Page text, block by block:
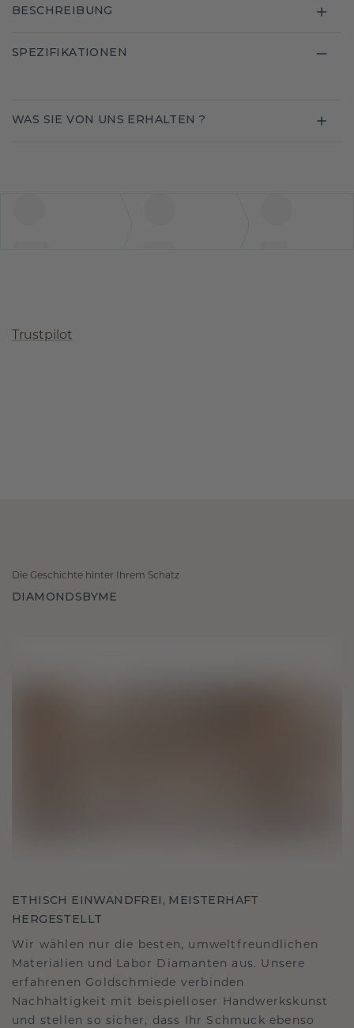
BESCHREIBUNG
SPEZIFIKATIONEN
WAS SIE VON UNS ERHALTEN ?
Trustpilot
Die Geschichte hinter Ihrem Schatz
DIAMONDSBYME
ETHISCH EINWANDFREI, MEISTERHAFT
HERGESTELLT
Wir wählen nur die besten, umweltfreundlichen
Materialien und Labor Diamanten aus. Unsere
erfahrenen Goldschmiede verbinden
Nachhaltigkeit mit beispielloser Handwerkskunst
und stellen so sicher, dass Ihr Schmuck ebenso